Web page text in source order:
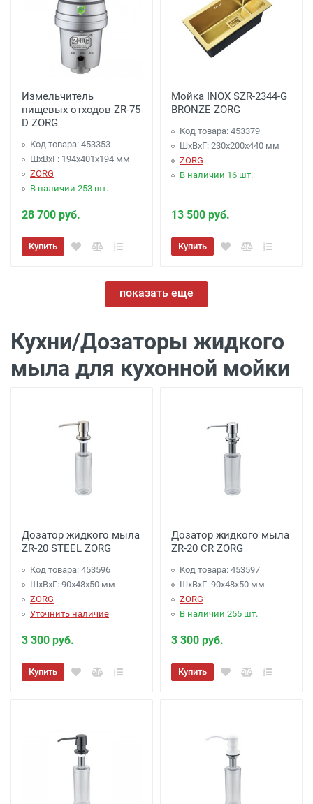
Измельчитель
пищевых отходов ZR-75
D ZORG
Код товара: 453353
ШхВхГ: 194х401х194 мм
ZORG
В наличии 253 шт.
28 700 руб.
Купить
Мойка INOX SZR-2344-G
BRONZE ZORG
Код товара: 453379
ШхВхГ: 230х200х440 мм
ZORG
В наличии 16 шт.
13 500 руб.
Купить
показать еще
Кухни/Дозаторы жидкого
мыла для кухонной мойки
Дозатор жидкого мыла
ZR-20 STEEL ZORG
Код товара: 453596
ШхВхГ: 90х48х50 мм
ZORG
Уточнить наличие
3 300 руб.
Купить
Дозатор жидкого мыла
ZR-20 CR ZORG
Код товара: 453597
ШхВхГ: 90х48х50 мм
ZORG
В наличии 255 шт.
3 300 руб.
Купить